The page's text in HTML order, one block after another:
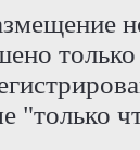
"только